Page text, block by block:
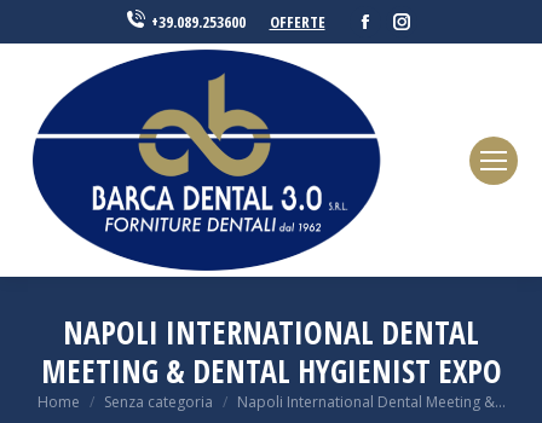
+39.089.253600 OFFERTE Facebook
NAPOLI INTERNATIONAL DENTAL
MEETING & DENTAL HYGIENIST EXPO
You are here:
Home Senza categoria Napoli International Dental Meeting &…